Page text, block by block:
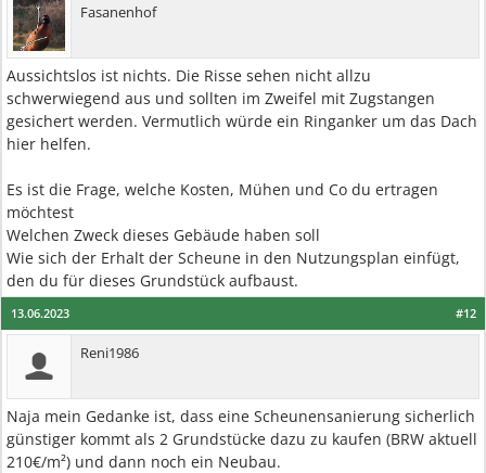
Fasanenhof
Aussichtslos ist nichts. Die Risse sehen nicht allzu
schwerwiegend aus und sollten im Zweifel mit Zugstangen
gesichert werden. Vermutlich würde ein Ringanker um das Dach
hier helfen.
Es ist die Frage, welche Kosten, Mühen und Co du ertragen
möchtest
Welchen Zweck dieses Gebäude haben soll
Wie sich der Erhalt der Scheune in den Nutzungsplan einfügt,
den du für dieses Grundstück aufbaust.
#12
13.06.2023
Reni1986
Naja mein Gedanke ist, dass eine Scheunensanierung sicherlich
günstiger kommt als 2 Grundstücke dazu zu kaufen (BRW aktuell
210€/m²) und dann noch ein Neubau.